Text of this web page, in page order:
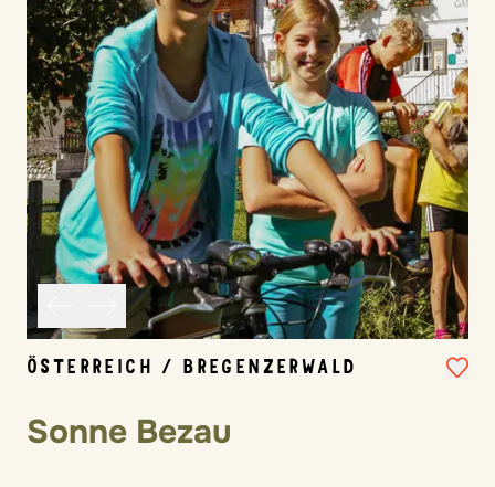
ÖSTERREICH / BREGENZERWALD
Sonne Bezau